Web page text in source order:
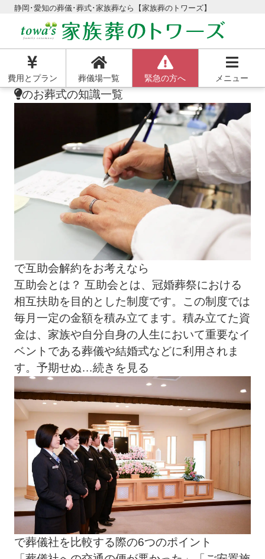
静岡･愛知の葬儀･葬式･家族葬なら【家族葬のトワーズ】
費用とプラン 葬儀場一覧 緊急の方へ メニュー
のお葬式の知識一覧
で互助会解約をお考えなら
互助会とは？ 互助会とは、冠婚葬祭における
相互扶助を目的とした制度です。この制度では
毎月一定の金額を積み立てます。積み立てた資
金は、家族や自分自身の人生において重要なイ
ベントである葬儀や結婚式などに利用されま
す。予期せぬ…続きを見る
で葬儀社を比較する際の6つのポイント